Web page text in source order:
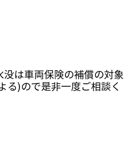
は車両保険の補償の対象
る)ので是非一度ご相談く